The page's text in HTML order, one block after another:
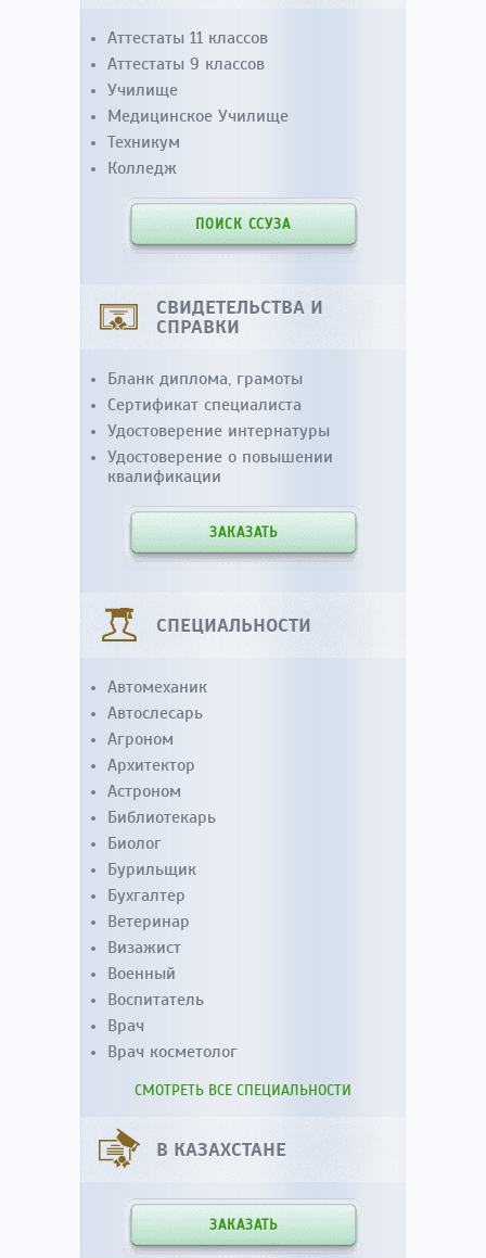
Аттестаты 11 классов
Аттестаты 9 классов
Училище
Медицинское Училище
Техникум
Колледж
ПОИСК ССУЗА
СВИДЕТЕЛЬСТВА И
СПРАВКИ
Бланк диплома, грамоты
Сертификат специалиста
Удостоверение интернатуры
Удостоверение о повышении
квалификации
ЗАКАЗАТЬ
СПЕЦИАЛЬНОСТИ
Автомеханик
Автослесарь
Агроном
Архитектор
Астроном
Библиотекарь
Биолог
Бурильщик
Бухгалтер
Ветеринар
Визажист
Военный
Воспитатель
Врач
Врач косметолог
СМОТРЕТЬ ВСЕ СПЕЦИАЛЬНОСТИ
В КАЗАХСТАНЕ
ЗАКАЗАТЬ